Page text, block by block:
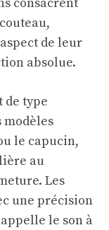
de leur
absolue.
de type
modèles
le capucin,
au
Les
une précision
le son à